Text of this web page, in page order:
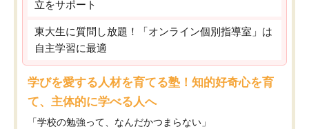
立をサポート
東大生に質問し放題！「オンライン個別指導室」は
自主学習に最適
学びを愛する人材を育てる塾！知的好奇心を育
て、主体的に学べる人へ
「学校の勉強って、なんだかつまらない」